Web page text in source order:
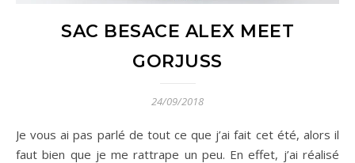
SAC BESACE ALEX MEET
GORJUSS
24/09/2018
Je vous ai pas parlé de tout ce que j’ai fait cet été, alors il
faut bien que je me rattrape un peu. En effet, j’ai réalisé